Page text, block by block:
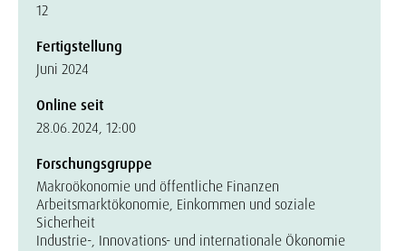
12
Fertigstellung
Juni 2024
Online seit
28.06.2024, 12:00
Forschungsgruppe
Makroökonomie und öffentliche Finanzen
Arbeitsmarktökonomie, Einkommen und soziale
Sicherheit
Industrie-, Innovations- und internationale Ökonomie